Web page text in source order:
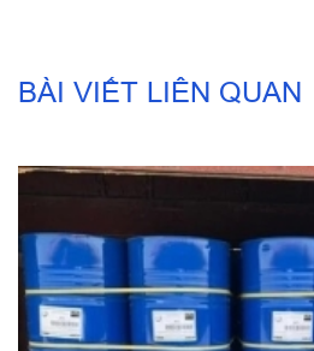
BÀI VIẾT LIÊN QUAN